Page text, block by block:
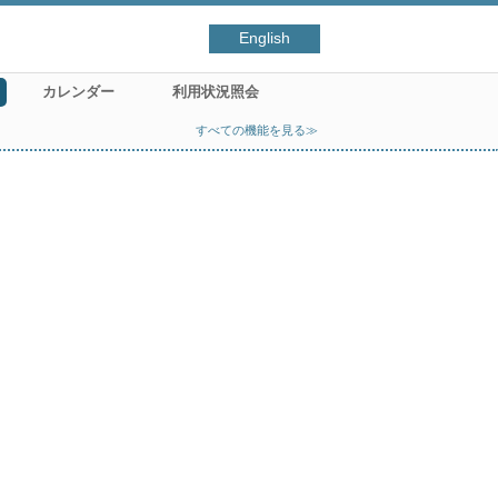
English
カレンダー 利用状況照会
すべての機能を見る≫